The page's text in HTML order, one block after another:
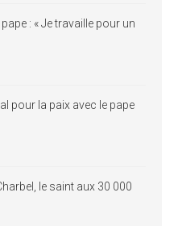
: « Je travaille pour un
pour la paix avec le pape
le saint aux 30 000